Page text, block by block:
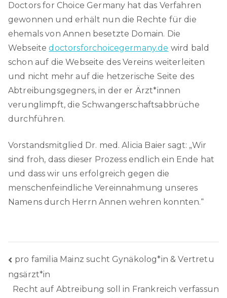
Doctors for Choice Germany hat das Verfahren
gewonnen und erhält nun die Rechte für die
ehemals von Annen besetzte Domain. Die
Webseitedoctorsforchoicegermany.de wird bald
schon auf die Webseite des Vereins weiterleiten
und nicht mehr auf die hetzerische Seite des
Abtreibungsgegners, in der er Ärzt*innen
verunglimpft, die Schwangerschaftsabbrüche
durchführen.
Vorstandsmitglied Dr. med. Alicia Baier sagt: „Wir
sind froh, dass dieser Prozess endlich ein Ende hat
und dass wir uns erfolgreich gegen die
menschenfeindliche Vereinnahmung unseres
Namens durch Herrn Annen wehren konnten.“
Beitragsnavigation
pro familia Mainz sucht Gynäkolog*in & Vertretu
ngsärzt*in
Recht auf Abtreibung soll in Frankreich verfassun